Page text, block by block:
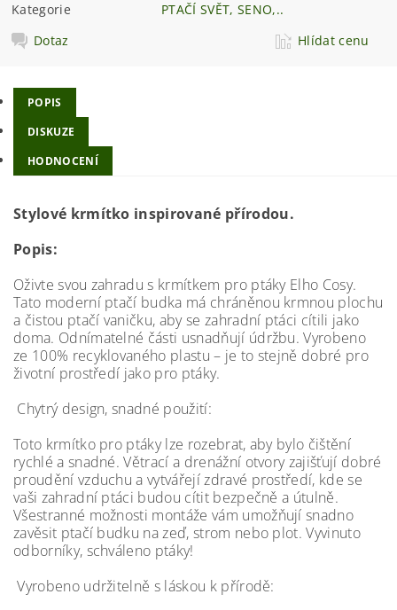
Kategorie
PTAČÍ SVĚT, SENO,..
Dotaz
Hlídat cenu
POPIS
DISKUZE
HODNOCENÍ
Stylové krmítko inspirované přírodou.
Popis:
Oživte svou zahradu s krmítkem pro ptáky Elho Cosy.
Tato moderní ptačí budka má chráněnou krmnou plochu
a čistou ptačí vaničku, aby se zahradní ptáci cítili jako
doma. Odnímatelné části usnadňují údržbu. Vyrobeno
ze 100% recyklovaného plastu – je to stejně dobré pro
životní prostředí jako pro ptáky.
Chytrý design, snadné použití:
Toto krmítko pro ptáky lze rozebrat, aby bylo čištění
rychlé a snadné. Větrací a drenážní otvory zajišťují dobré
proudění vzduchu a vytvářejí zdravé prostředí, kde se
vaši zahradní ptáci budou cítit bezpečně a útulně.
Všestranné možnosti montáže vám umožňují snadno
zavěsit ptačí budku na zeď, strom nebo plot. Vyvinuto
odborníky, schváleno ptáky!
Vyrobeno udržitelně s láskou k přírodě: